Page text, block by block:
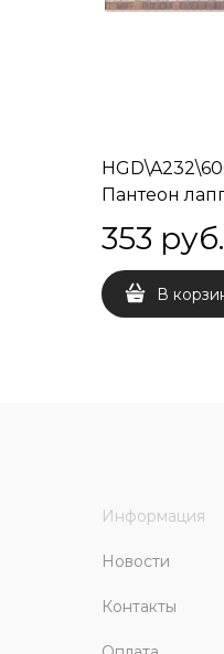
Пантеон
353 руб.
В
Информация
Новости
Контакты